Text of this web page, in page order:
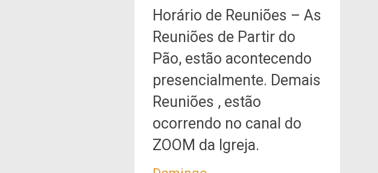
Horário de Reuniões – As
Reuniões de Partir do
Pão, estão acontecendo
presencialmente. Demais
Reuniões , estão
ocorrendo no canal do
ZOOM da Igreja.